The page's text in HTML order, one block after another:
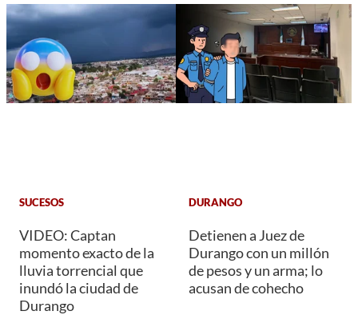
SUCESOS
VIDEO: Captan
momento exacto de la
lluvia torrencial que
inundó la ciudad de
Durango
DURANGO
Detienen a Juez de
Durango con un millón
de pesos y un arma; lo
acusan de cohecho